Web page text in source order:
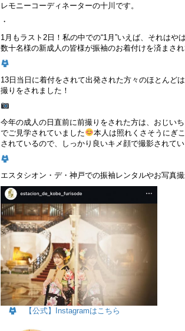
レモニーコーディネーターの十川です。
・
1月もラスト2日！私の中での“1月”いえば、それは
数十名様の新成人の皆様が振袖のお着付けを済まさ
13日当日に着付をされて出発された方々のほとんど
撮りをされました！
今年の成人の日直前に前撮りをされた方は、おじい
でご見学されていました
本人は照れくさそうにぎ
されているので、しっかり良いキメ顔で撮影されて
エスタシオン・デ・神戸での振袖レンタルやお写真
【公式】Instagramはこちら